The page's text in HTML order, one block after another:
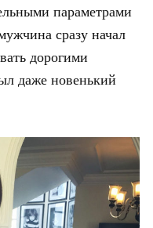
параметрами
сразу начал
дорогими
даже новенький